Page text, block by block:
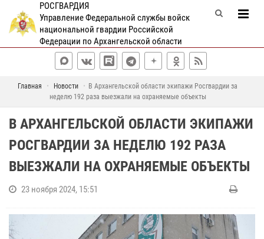
РОСГВАРДИЯ
Управление Федеральной службы войск
национальной гвардии Российской
Федерации по Архангельской области
Главная Новости
В Архангельской области экипажи Росгвардии за
неделю 192 раза выезжали на охраняемые объекты
В АРХАНГЕЛЬСКОЙ ОБЛАСТИ ЭКИПАЖИ
РОСГВАРДИИ ЗА НЕДЕЛЮ 192 РАЗА
ВЫЕЗЖАЛИ НА ОХРАНЯЕМЫЕ ОБЪЕКТЫ
23 ноября 2024, 15:51